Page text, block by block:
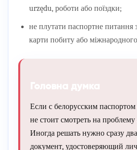
urzędu, роботи або поїздки;
не плутати паспортне питання
карти побиту або
Если с белорусским паспортом
не стоит смотреть на
Иногда решать нужно сразу
документ, удостоверяющий